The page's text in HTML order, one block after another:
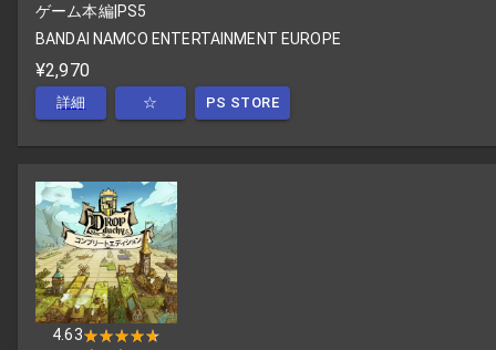
ゲーム本編| PS5
BANDAI NAMCO ENTERTAINMENT EUROPE
¥2,970
詳細 ☆ PS STORE
4.63★★★★★
★★★★★